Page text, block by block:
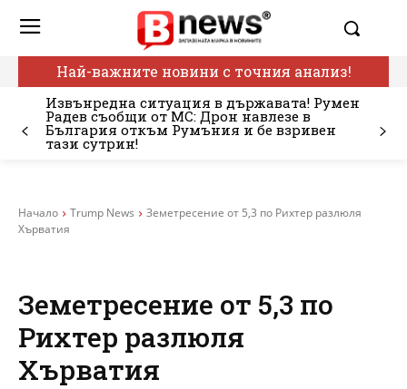
Най-важните новини с точния анализ!
Извънредна ситуация в държавата! Румен
Радев съобщи от МС: Дрон навлезе в
България откъм Румъния и бе взривен
тази сутрин!
Начало Trump News
Земетресение от 5,3 по Рихтер разлюля
Хърватия
Земетресение от 5,3 по
Рихтер разлюля
Хърватия